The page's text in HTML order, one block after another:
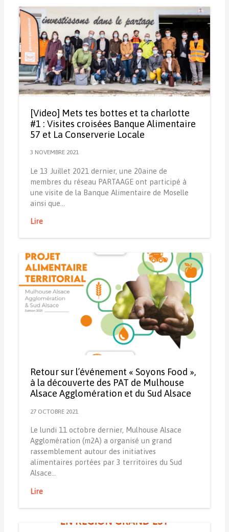
[Video] Mets tes bottes et ta charlotte
#1 : Visites croisées Banque Alimentaire
57 et La Conserverie Locale
3 NOVEMBRE 2021
Le 13 Juillet 2021 dernier, une 20aine de
membres du réseau PARTAAGE ont participé à
une visite de la Banque Alimentaire de Moselle
ainsi que…
Lire
Retour sur l’événement « Soyons Food »,
à la découverte des PAT de Mulhouse
Alsace Agglomération et du Sud Alsace
27 OCTOBRE 2021
Le lundi 11 octobre dernier, Mulhouse Alsace
Agglomération (m2A) a organisé un grand
rassemblement autour des initiatives
alimentaires portées par 3 territoires du Sud
Alsace…
Lire